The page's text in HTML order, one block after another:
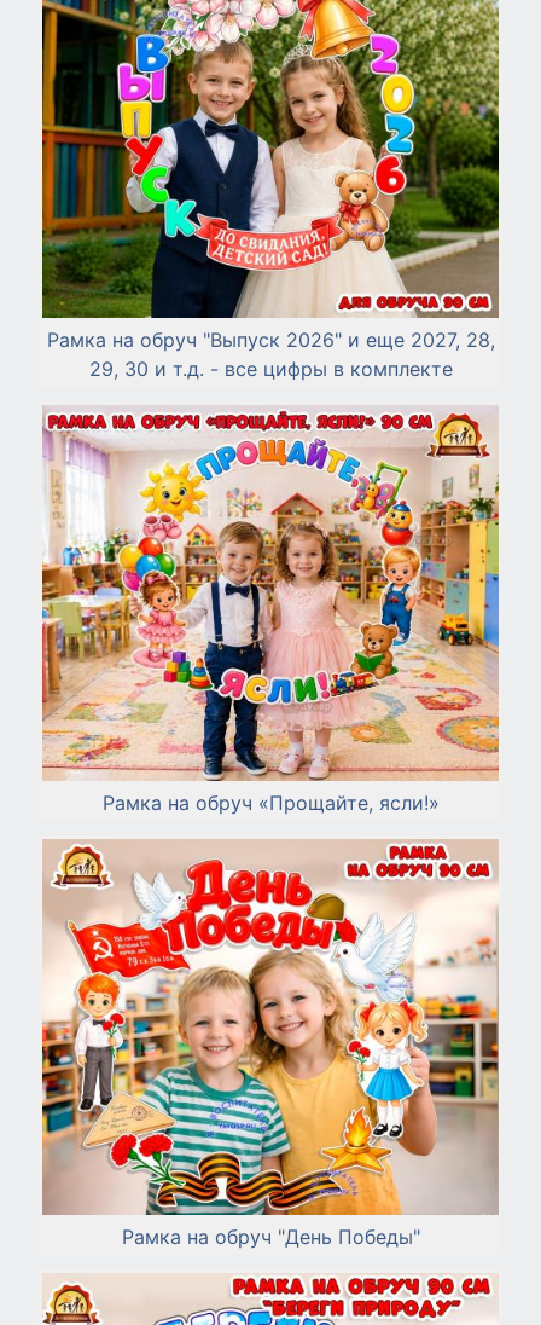
Рамка на обруч "Выпуск 2026" и еще 2027, 28,
29, 30 и т.д. - все цифры в комплекте
Рамка на обруч «Прощайте, ясли!»
Рамка на обруч "День Победы"